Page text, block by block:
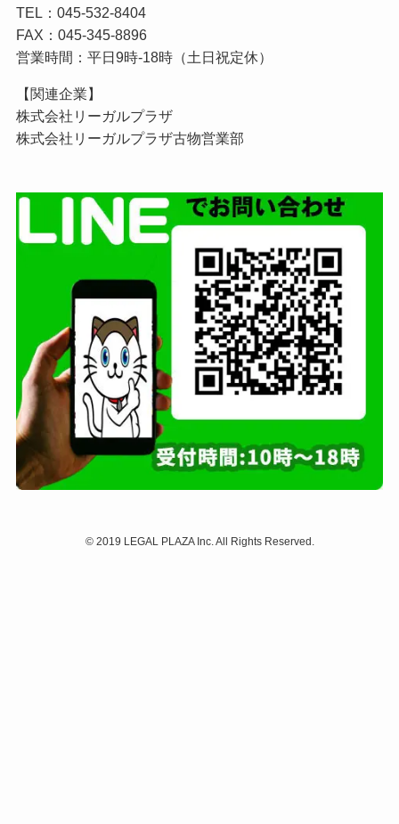
TEL：045-532-8404
FAX：045-345-8896
営業時間：平日9時-18時（土日祝定休）
【関連企業】
株式会社リーガルプラザ
株式会社リーガルプラザ古物営業部
©2019 LEGAL PLAZA Inc. All Rights Reserved.